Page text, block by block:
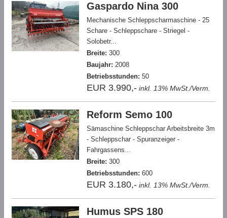
Gaspardo Nina 300
Mechanische Schleppscharmaschine - 25
Schare - Schleppschare - Striegel -
Solobetr...
Breite: 300
Baujahr: 2008
Betriebsstunden: 50
EUR 3.990,- inkl. 13% MwSt./Verm.
Reform Semo 100
Sämaschine Schleppschar Arbeitsbreite 3m
- Schleppschar - Spuranzeiger -
Fahrgassens...
Breite: 300
Betriebsstunden: 600
EUR 3.180,- inkl. 13% MwSt./Verm.
Humus SPS 180